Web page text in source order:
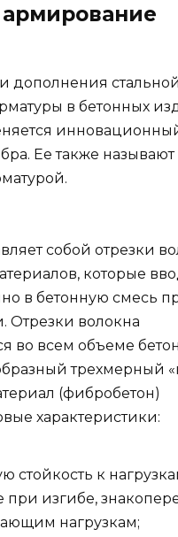
армирование
дополнения
в бетонных
Ее также называют
собой отрезки
которые
в бетонную смесь
Отрезки волокна
во всем объеме
трехмерный
(фибробетон)
характеристики:
стойкость к
при изгибе,
нагрузкам;